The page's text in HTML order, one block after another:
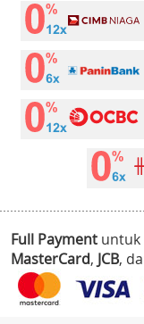
Full Payment untuk
MasterCard, JCB,